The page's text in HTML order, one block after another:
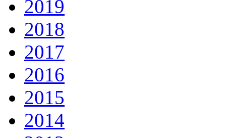
2019
2018
2017
2016
2015
2014